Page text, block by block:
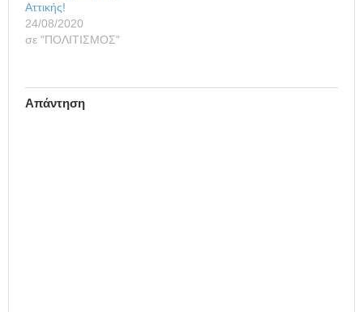
Αττικής!
24/08/2020
σε "ΠΟΛΙΤΙΣΜΟΣ"
Απάντηση